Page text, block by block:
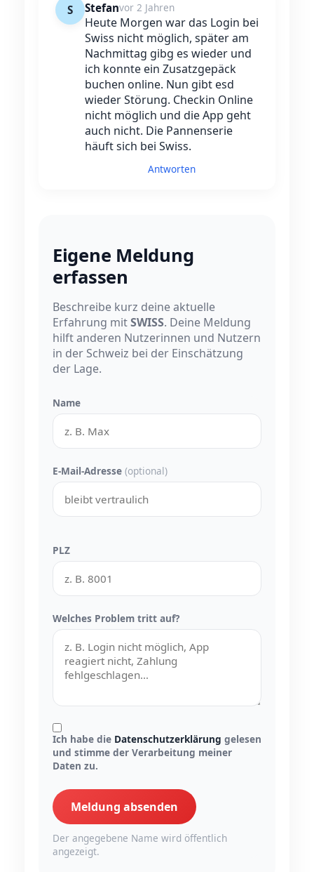
S Stefanvor 2 Jahren
Heute Morgen war das Login bei
Swiss nicht möglich, später am
Nachmittag gibg es wieder und
ich konnte ein Zusatzgepäck
buchen online. Nun gibt esd
wieder Störung. Checkin Online
nicht möglich und die App geht
auch nicht. Die Pannenserie
häuft sich bei Swiss.
Antworten
Eigene Meldung
erfassen
Beschreibe kurz deine aktuelle
Erfahrung mitSWISS. Deine Meldung
hilft anderen Nutzerinnen und Nutzern
in der Schweiz bei der Einschätzung
der Lage.
Name
E-Mail-Adresse (optional)
PLZ
Welches Problem tritt auf?
Ich habe die Datenschutzerklärung gelesen
und stimme der Verarbeitung meiner
Daten zu.
Meldung absenden
Der angegebene Name wird öffentlich
angezeigt.